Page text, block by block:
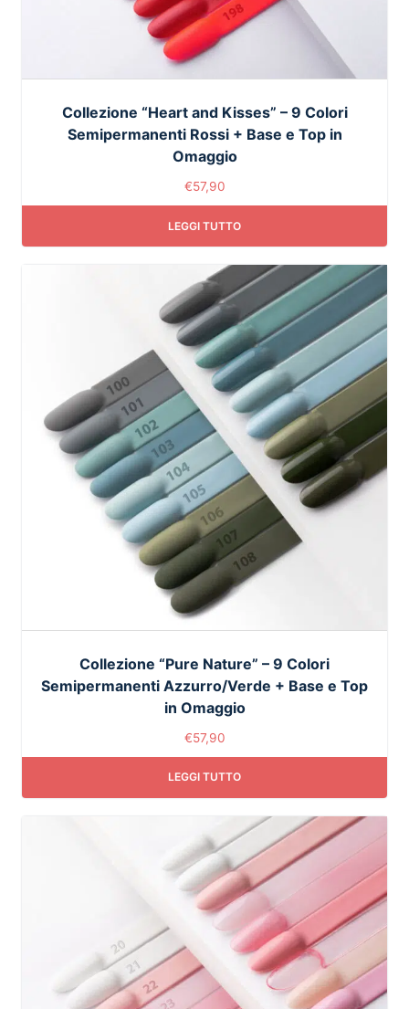
Collezione “Heart and Kisses” – 9 Colori
Semipermanenti Rossi + Base e Top in
Omaggio
€57,90
LEGGI TUTTO
Collezione “Pure Nature” – 9 Colori
Semipermanenti Azzurro/Verde + Base e Top
in Omaggio
€57,90
LEGGI TUTTO